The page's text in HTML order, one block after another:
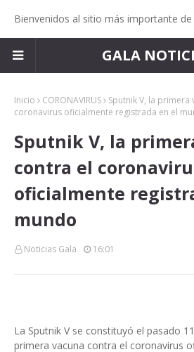
Bienvenidos al sitio más importante
GALA
Inicio CORONAVIRUS
Sputnik V, la primera
coronavirus oficialmente registrada en el
Sputnik V, la
contra el
oficialmente
mundo
Noticias Gala 16:01
La Sputnik V se constituyó el pasado
primera vacuna contra el coronavirus